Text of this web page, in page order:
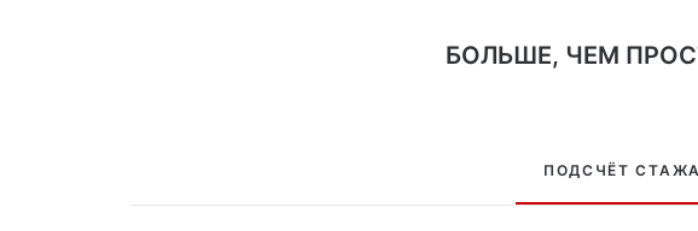
БОЛЬШЕ, ЧЕМ
ПОДСЧЁТ СТАЖА